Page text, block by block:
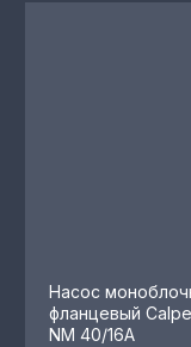
Насос
фланцевый
NM 40/16A